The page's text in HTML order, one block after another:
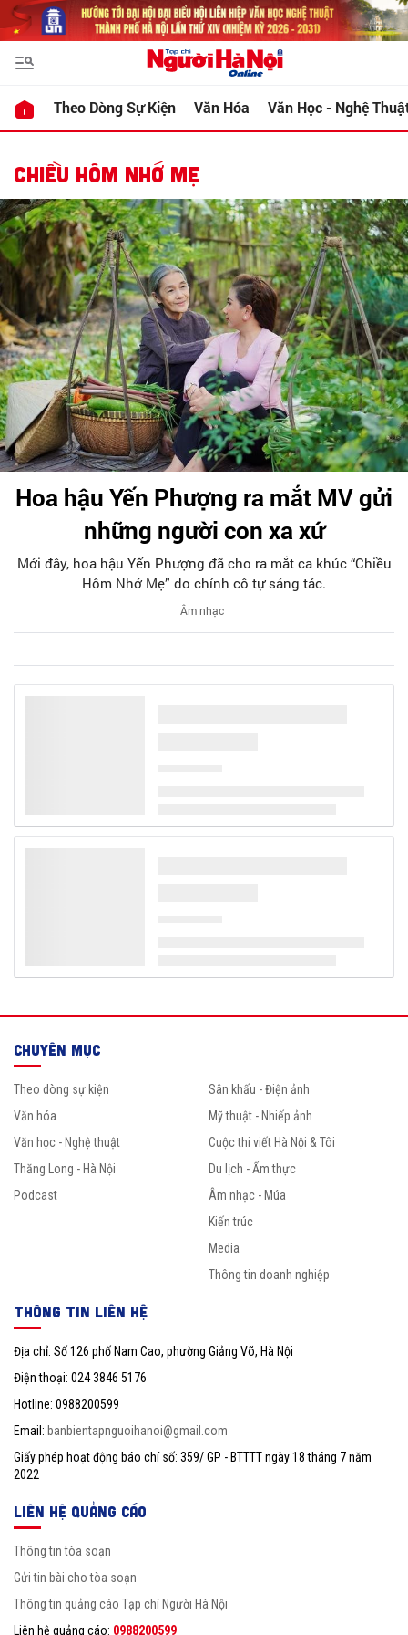
Theo Dòng Sự Kiện Văn Hóa Văn Học - Nghệ
CHIỀU HÔM NHỚ MẸ
Hoa hậu Yến Phượng ra mắt MV gửi
những người con xa xứ
Mới đây, hoa hậu Yến Phượng đã cho ra mắt ca khúc “Chiều
Hôm Nhớ Mẹ” do chính cô tự sáng tác.
Âm nhạc
CHUYÊN MỤC
Theo dòng sự kiện
Văn hóa
Văn học - Nghệ thuật
Thăng Long - Hà Nội
Podcast
Sân khấu - Điện ảnh
Mỹ thuật - Nhiếp ảnh
Cuộc thi viết Hà Nội & Tôi
Du lịch - Ẩm thực
Âm nhạc - Múa
Kiến trúc
Media
Thông tin doanh nghiệp
THÔNG TIN LIÊN HỆ
Địa chỉ: Số 126 phố Nam Cao, phường Giảng Võ, Hà Nội
Điện thoại: 024 3846 5176
Hotline: 0988200599
Email: banbientapnguoihanoi@gmail.com
Giấy phép hoạt động báo chí số: 359/ GP - BTTTT ngày 18 tháng 7 năm
2022
LIÊN HỆ QUẢNG CÁO
Thông tin tòa soạn
Gửi tin bài cho tòa soạn
Thông tin quảng cáo Tạp chí Người Hà Nội
Liên hệ quảng cáo: 0988200599